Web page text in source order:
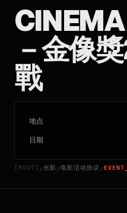
[ROOT] /光影 /电影活动协议 /
－金像
戰
地点
日期